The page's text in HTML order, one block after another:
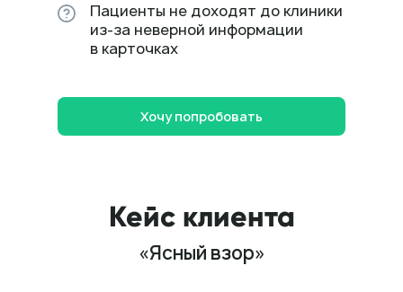
Хочу попробовать
Пациенты не доходят до клиники
из-за неверной информации
в карточках
Кейс клиента
«Ясный взор»